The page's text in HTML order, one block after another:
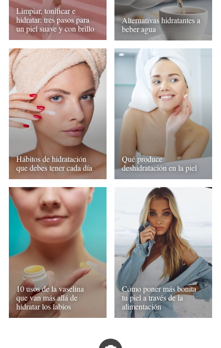
Limpiar, tonificar e
hidratar: tres pasos para
un piel suave y con brillo
Alternativas hidratantes a
beber agua
Hábitos de hidratación
que debes tener cada día
Qué produce
deshidratación en la piel
10 usos de la vaselina
que van más allá de
hidratar los labios
Cómo poner más bonita
tu piel a través de la
alimentación